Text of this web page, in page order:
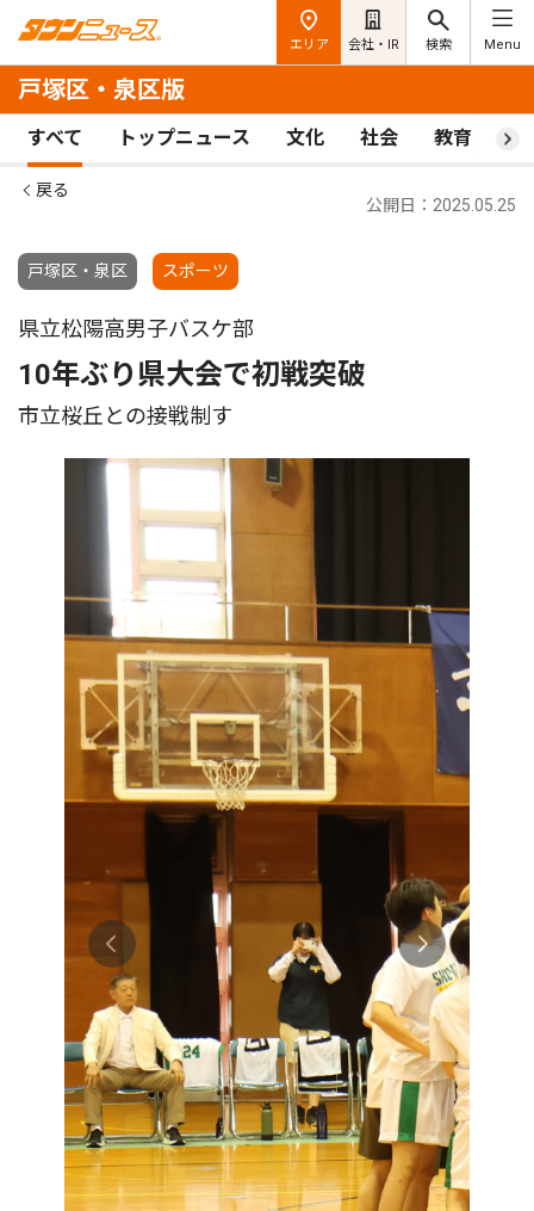
エリア 会社・IR 検索 Menu
戸塚区・泉区版
すべて トップニュース 文化 社会 教育 ス
戻る
戸塚区・泉区 スポーツ
公開日：2025.05.25
県立松陽高男子バスケ部
10年ぶり県大会で初戦突破
市立桜丘との接戦制す